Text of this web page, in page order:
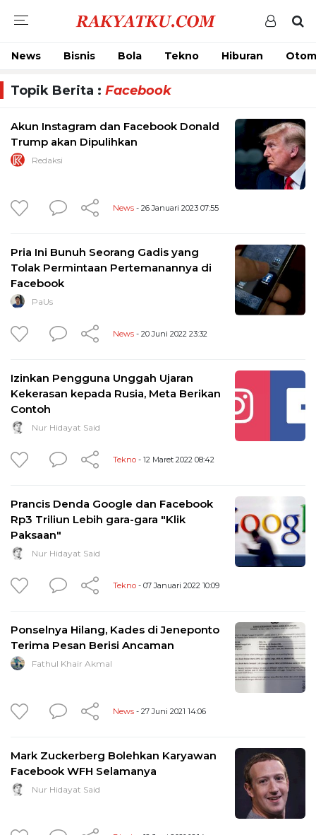
News Bisnis Bola Tekno Hiburan
Topik Berita : Facebook
Akun Instagram dan Facebook Donald
Trump akan Dipulihkan
Redaksi
News - 26 Januari 2023 07:55
Pria Ini Bunuh Seorang Gadis yang
Tolak Permintaan Pertemanannya di
Facebook
PaUs
News - 20 Juni 2022 23:32
Izinkan Pengguna Unggah Ujaran
Kekerasan kepada Rusia, Meta Berikan
Contoh
Nur Hidayat Said
Tekno - 12 Maret 2022 08:42
Prancis Denda Google dan Facebook
Rp3 Triliun Lebih gara-gara "Klik
Paksaan"
Nur Hidayat Said
Tekno - 07 Januari 2022 10:09
Ponselnya Hilang, Kades di Jeneponto
Terima Pesan Berisi Ancaman
Fathul Khair Akmal
News - 27 Juni 2021 14:06
Mark Zuckerberg Bolehkan Karyawan
Facebook WFH Selamanya
Nur Hidayat Said